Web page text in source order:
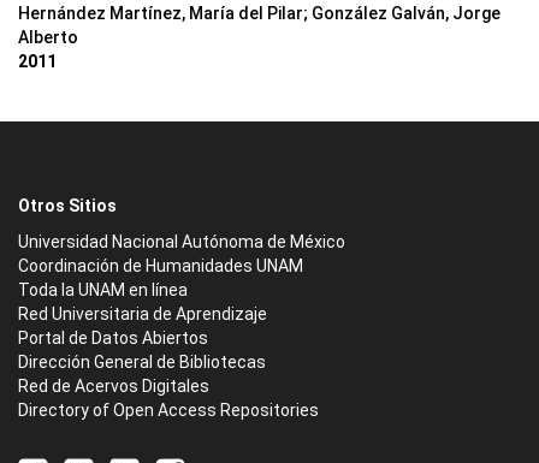
Hernández Martínez, María del Pilar; González Galván, Jorge
Alberto
2011
Otros Sitios
Universidad Nacional Autónoma de México
Coordinación de Humanidades UNAM
Toda la UNAM en línea
Red Universitaria de Aprendizaje
Portal de Datos Abiertos
Dirección General de Bibliotecas
Red de Acervos Digitales
Directory of Open Access Repositories